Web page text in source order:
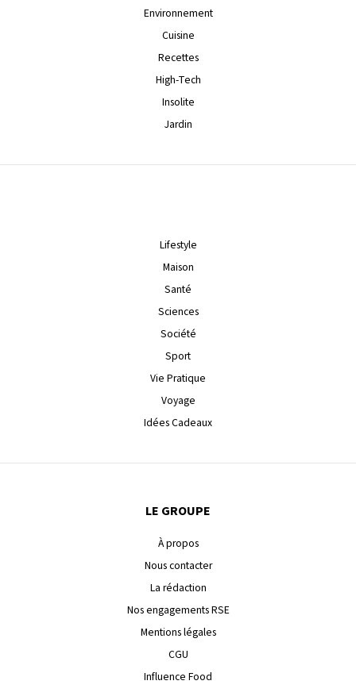
Environnement
Cuisine
Recettes
High-Tech
Insolite
Jardin
Lifestyle
Maison
Santé
Sciences
Société
Sport
Vie Pratique
Voyage
Idées Cadeaux
LE GROUPE
À propos
Nous contacter
La rédaction
Nos engagements RSE
Mentions légales
CGU
Influence Food